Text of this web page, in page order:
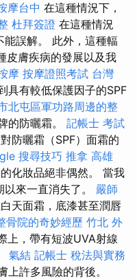
摩台中 在這種情況下，
杜拜簽證 在這種情況
能誤解。 此外，這種輻
皮膚疾病的發展以及我
摩 按摩證照考試 台灣
具有較低保護因子的SPF
北屯區軍功路周邊的整
的防曬霜。 記帳士 考試
防曬霜（SPF）面霜的
搜尋技巧 推拿 高雄
化妝品絕非偶然。 當我
來一直消失了。 嚴師
天面霜，底漆甚至潤唇
骨院的奇妙經歷 竹北 外
上，帶有短波UVA射線
氣結 記帳士 稅法與實務
上許多風險的背後。